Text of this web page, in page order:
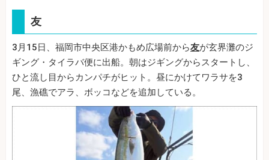
友
3月15日、福岡市中央区港かもめ広場前から友が玄界灘のジ
ギング・タイラバ便に出船。朝はジギングからスタートし、
ひと流し目からカンパチがヒット。昼にかけてワラサを3
尾、漁礁でアラ、ボッコなどを追加している。